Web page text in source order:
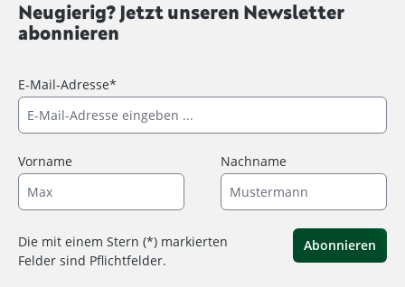
Neugierig? Jetzt unseren Newsletter
abonnieren
E-Mail-Adresse*
Vorname Nachname
Die mit einem Stern (*) markierten
Felder sind Pflichtfelder.
Abonnieren